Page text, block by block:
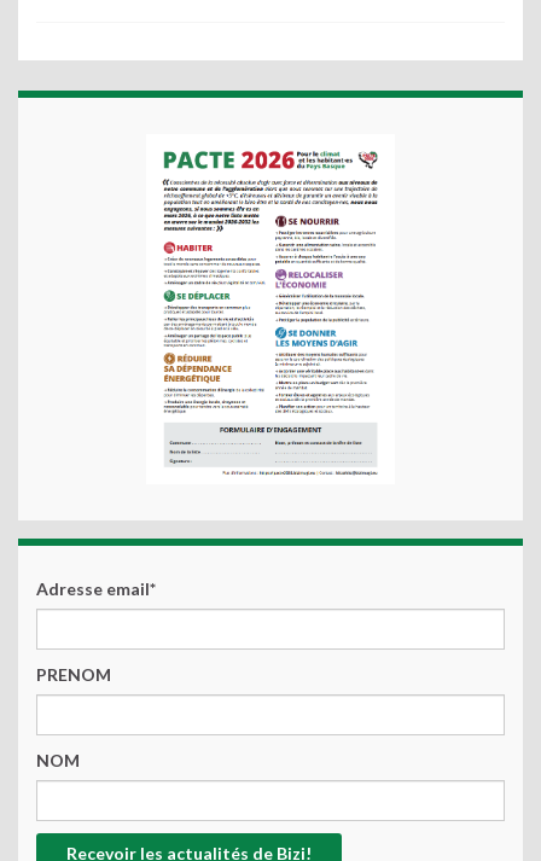
Adresse email*
PRENOM
NOM